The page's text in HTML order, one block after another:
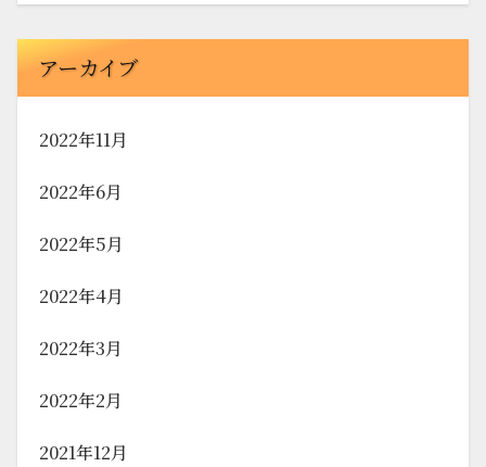
アーカイブ
2022年11月
2022年6月
2022年5月
2022年4月
2022年3月
2022年2月
2021年12月